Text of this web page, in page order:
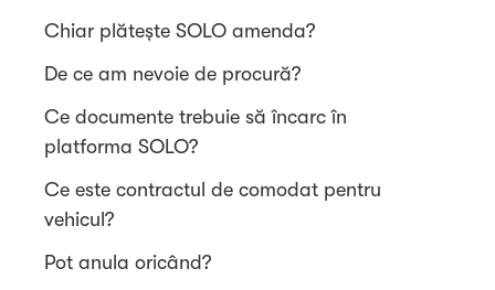
Chiar plătește SOLO amenda?
De ce am nevoie de procură?
Ce documente trebuie să încarc în
platforma SOLO?
Ce este contractul de comodat pentru
vehicul?
Pot anula oricând?